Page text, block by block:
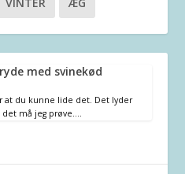
med svinekød
at du kunne lide det. Det lyder
må jeg prøve.…